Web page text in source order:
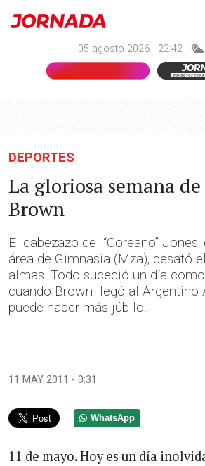
05 agosto 2026 - 22:42 -
DEPORTES
La gloriosa semana
Brown
El cabezazo del “Coreano”
área de Gimnasia (Mza), desató
almas. Todo sucedió un día
cuando Brown llegó al Argentino
puede haber más júbilo.
11 MAY 2011 - 0:31
WhatsApp
11 de mayo. Hoy es un día